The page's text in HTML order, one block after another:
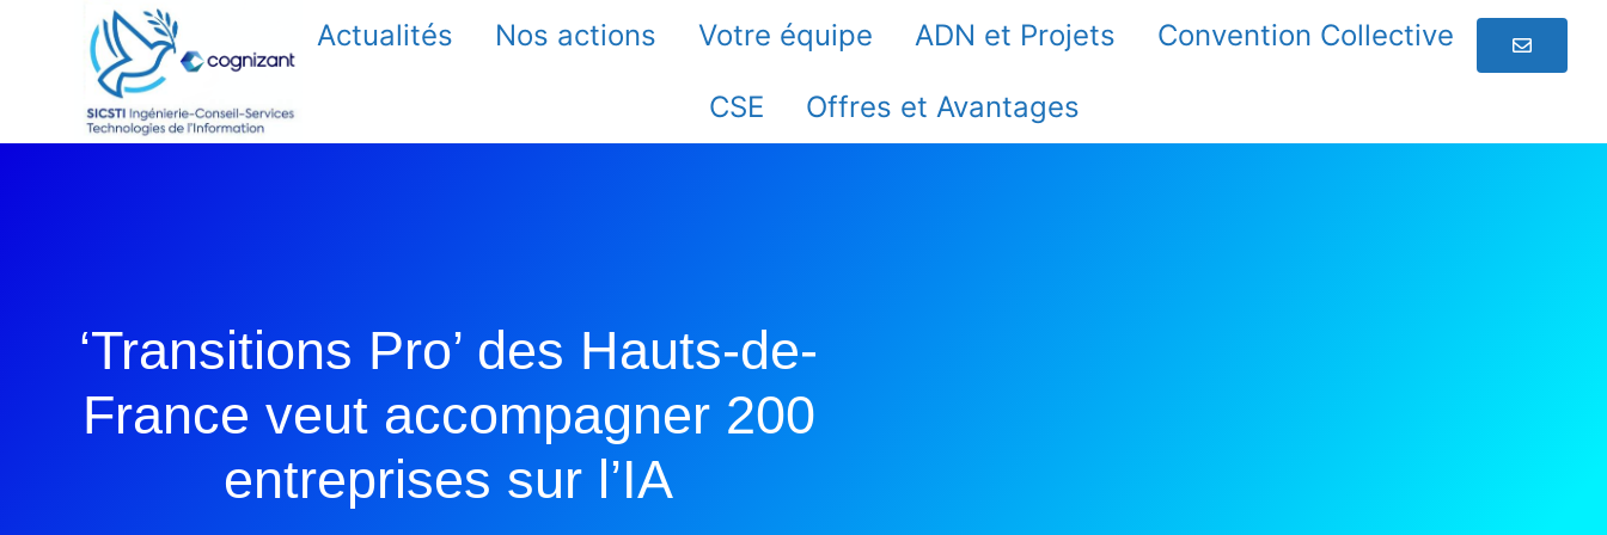
Actualités Nos actions Votre équipe ADN et Projets Convention Collective
CSE Offres et Avantages
‘Transitions Pro’ des Hauts-de-
France veut accompagner 200
entreprises sur l’IA